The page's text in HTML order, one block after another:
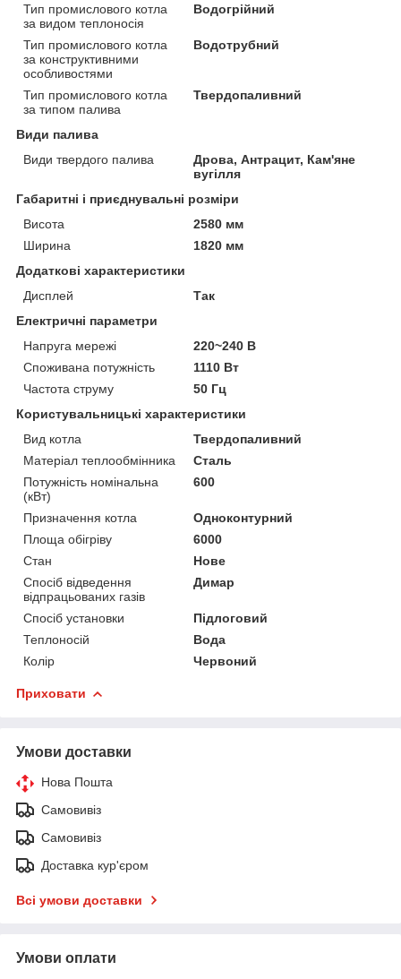
Тип промислового котла
за видом теплоносія
Водогрійний
Тип промислового котла
за конструктивними
особливостями
Водотрубний
Тип промислового котла
за типом палива
Твердопаливний
Види палива
Види твердого палива
Дрова, Антрацит, Кам'яне
вугілля
Габаритні і приєднувальні розміри
Висота
2580 мм
Ширина
1820 мм
Додаткові характеристики
Дисплей
Так
Електричні параметри
Напруга мережі
220~240 В
Споживана потужність
1110 Вт
Частота струму
50 Гц
Користувальницькі характеристики
Вид котла
Твердопаливний
Матеріал теплообмінника
Сталь
Потужність номінальна
(кВт)
600
Призначення котла
Одноконтурний
Площа обігріву
6000
Стан
Нове
Спосіб відведення
відпрацьованих газів
Димар
Спосіб установки
Підлоговий
Теплоносій
Вода
Колір
Червоний
Приховати
Умови доставки
Нова Пошта
Самовивіз
Самовивіз
Доставка кур'єром
Всі умови доставки
Умови оплати